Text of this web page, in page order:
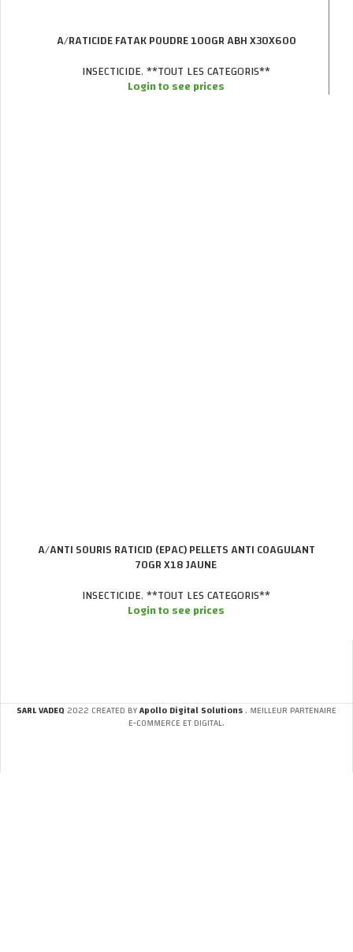
A/RATICIDE FATAK POUDRE 100GR ABH X30X600
INSECTICIDE,**TOUT LES CATEGORIS**
Login to see prices
A/ANTI SOURIS RATICID (EPAC) PELLETS ANTI COAGULANT
70GR X18 JAUNE
INSECTICIDE,**TOUT LES CATEGORIS**
Login to see prices
SARL VADEQ 2022 CREATED BYApollo Digital Solutions. MEILLEUR PARTENAIRE
E-COMMERCE ET DIGITAL.